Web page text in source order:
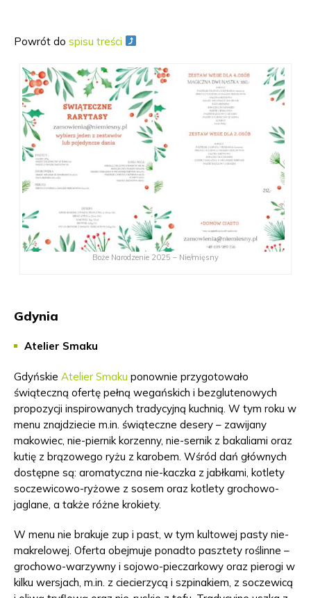
Powrót do spisu treści
Boże Narodzenie 2025 – Nie/mięsny
Gdynia
Atelier Smaku
Gdyńskie Atelier Smaku ponownie przygotowało
świąteczną ofertę pełną wegańskich i bezglutenowych
propozycji inspirowanych tradycyjną kuchnią. W tym roku w
menu znajdziecie m.in. świąteczne desery – zawijany
makowiec, nie-piernik korzenny, nie-sernik z bakaliami oraz
kutię z brązowego ryżu z karobem. Wśród dań głównych
dostępne są: aromatyczna nie-kaczka z jabłkami, kotlety
soczewicowo-ryżowe z sosem oraz kotlety grochowo-
jaglane, a także różne krokiety.
W menu nie brakuje zup i past, w tym kultowej pasty nie-
makrelowej. Oferta obejmuje ponadto pasztety roślinne –
grochowo-warzywny i sojowo-pieczarkowy oraz pierogi w
kilku wersjach, m.in. z ciecierzycą i szpinakiem, z soczewicą